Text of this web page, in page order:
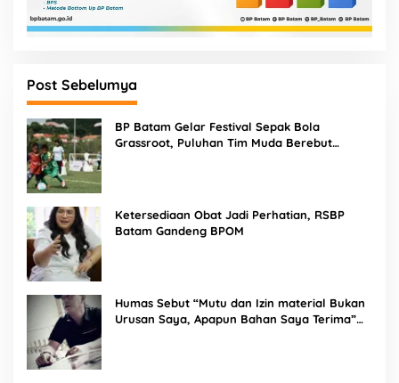
Post Sebelumya
BP Batam Gelar Festival Sepak Bola
Grassroot, Puluhan Tim Muda Berebut
Ketersediaan Obat Jadi Perhatian, RSBP
Batam Gandeng BPOM
Humas Sebut “Mutu dan Izin material Bukan
Urusan Saya, Apapun Bahan Saya Terima”